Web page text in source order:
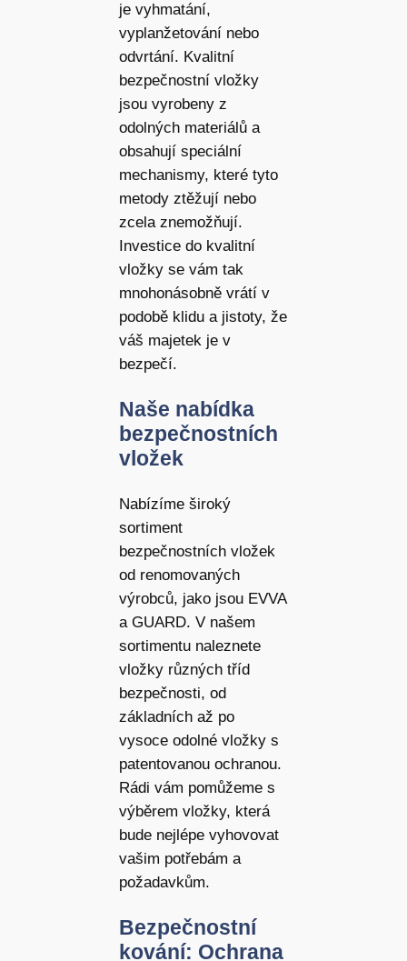
je vyhmatání,
vyplanžetování nebo
odvrtání. Kvalitní
bezpečnostní vložky
jsou vyrobeny z
odolných materiálů a
obsahují speciální
mechanismy, které tyto
metody ztěžují nebo
zcela znemožňují.
Investice do kvalitní
vložky se vám tak
mnohonásobně vrátí v
podobě klidu a jistoty, že
váš majetek je v
bezpečí.
Naše nabídka
bezpečnostních
vložek
Nabízíme široký
sortiment
bezpečnostních vložek
od renomovaných
výrobců, jako jsou EVVA
a GUARD. V našem
sortimentu naleznete
vložky různých tříd
bezpečnosti, od
základních až po
vysoce odolné vložky s
patentovanou ochranou.
Rádi vám pomůžeme s
výběrem vložky, která
bude nejlépe vyhovovat
vašim potřebám a
požadavkům.
Bezpečnostní
kování: Ochrana